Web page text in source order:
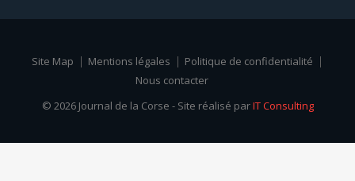
Site Map Mentions légales
Politique de confidentialité
Nous contacter
© 2026 Journal de la Corse - Site réalisé parIT Consulting